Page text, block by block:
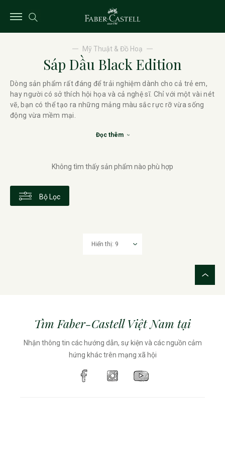
Mỹ Thuật & Đồ Hoạ
Sáp Dầu Black Edition
Dòng sản phẩm rất đáng để trải nghiệm dành cho cả trẻ em,
hay người có sở thích hội họa và cả nghệ sĩ. Chỉ với một vài nét
vẽ, bạn có thể tạo ra những mảng màu sắc rực rỡ vừa sống
động vừa mềm mại.
Đọc thêm
Bộ Lọc
Không tìm thấy sản phẩm nào phù hợp
Tìm Faber-Castell Việt Nam tại
Nhận thông tin các hướng dẫn, sự kiện và các nguồn cảm
hứng khác trên mạng xã hội